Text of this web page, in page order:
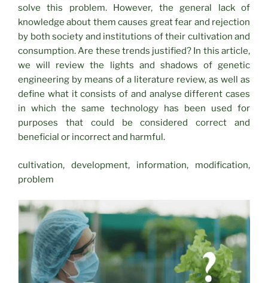
solve this problem. However, the general lack of
knowledge about them causes great fear and rejection
by both society and institutions of their cultivation and
consumption. Are these trends justified? In this article,
we will review the lights and shadows of genetic
engineering by means of a literature review, as well as
define what it consists of and analyse different cases
in which the same technology has been used for
purposes that could be considered correct and
beneficial or incorrect and harmful.
cultivation, development, information, modification,
problem